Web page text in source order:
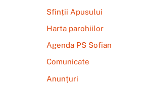
Sfinții Apusului
Harta parohiilor
Agenda PS Sofian
Comunicate
Anunțuri